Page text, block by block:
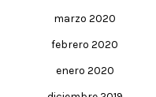
marzo 2020
febrero 2020
enero 2020